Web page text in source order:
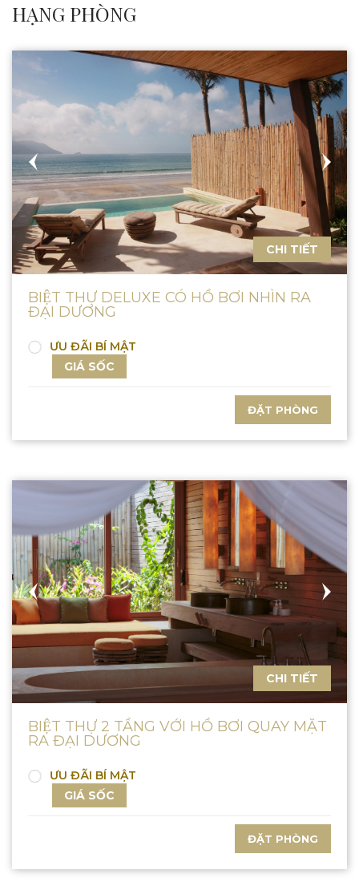
HẠNG PHÒNG
CHI TIẾT
BIỆT THỰ DELUXE CÓ HỒ BƠI NHÌN RA
ĐẠI DƯƠNG
ƯU ĐÃI BÍ MẬT
GIÁ SỐC
ĐẶT PHÒNG
CHI TIẾT
BIỆT THỰ 2 TẦNG VỚI HỒ BƠI QUAY MẶT
RA ĐẠI DƯƠNG
ƯU ĐÃI BÍ MẬT
GIÁ SỐC
ĐẶT PHÒNG